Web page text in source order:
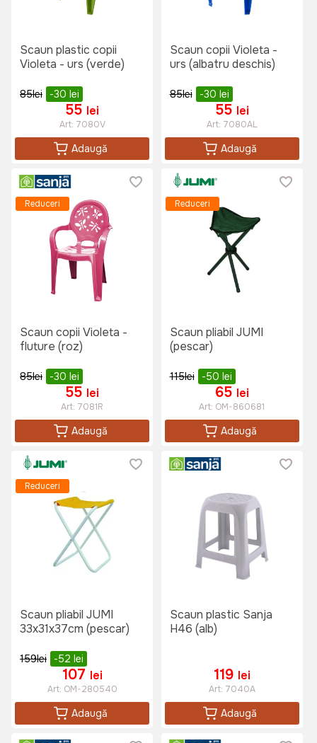
Scaun plastic copii
Violeta - urs (verde)
85lei -30 lei
55 lei
Art: 7080V
Adaugă
Scaun copii Violeta -
urs (albatru deschis)
85lei -30 lei
55 lei
Art: 7080AL
Adaugă
Reduceri
Scaun copii Violeta -
fluture (roz)
85lei -30 lei
55 lei
Art: 7081R
Adaugă
Reduceri
Scaun pliabil JUMI
(pescar)
115lei -50 lei
65 lei
Art: OM-860681
Adaugă
Reduceri
Scaun pliabil JUMI
33x31x37cm (pescar)
159lei -52 lei
107 lei
Art: OM-280540
Adaugă
Scaun plastic Sanja
Н46 (alb)
119 lei
Art: 7040A
Adaugă